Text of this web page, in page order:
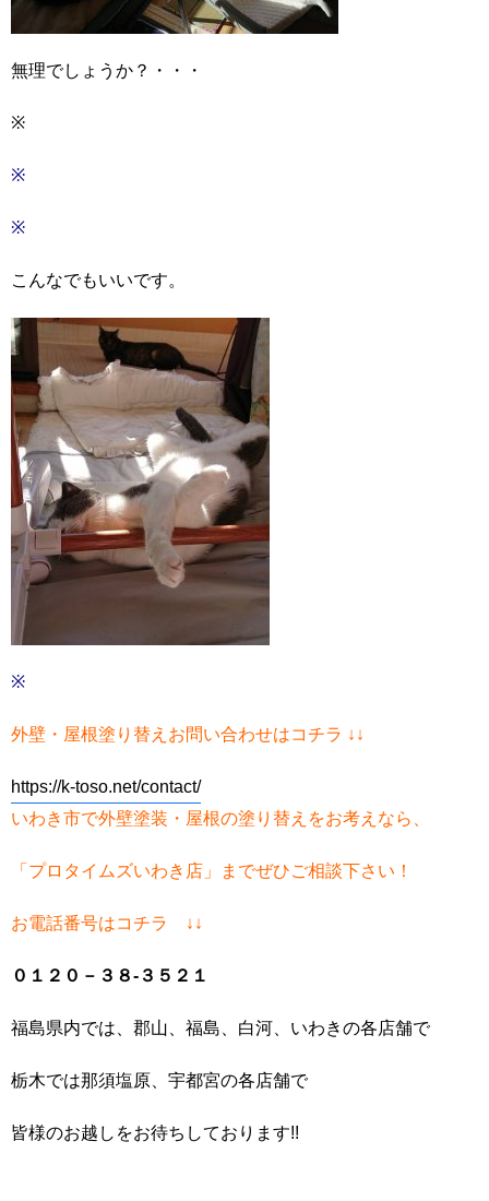
無理でしょうか？・・・
※
※
※
こんなでもいいです。
※
外壁・屋根塗り替えお問い合わせはコチラ ↓↓
https://k-toso.net/contact/
いわき市で外壁塗装・屋根の塗り替えをお考えなら、
「プロタイムズいわき店」までぜひご相談下さい！
お電話番号はコチラ ↓↓
０１２０－３８-３５２１
福島県内では、郡山、福島、白河、いわきの各店舗で
栃木では那須塩原、宇都宮の各店舗で
皆様のお越しをお待ちしております!!